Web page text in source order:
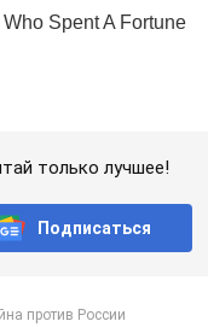
только лучшее!
Подписаться
против России